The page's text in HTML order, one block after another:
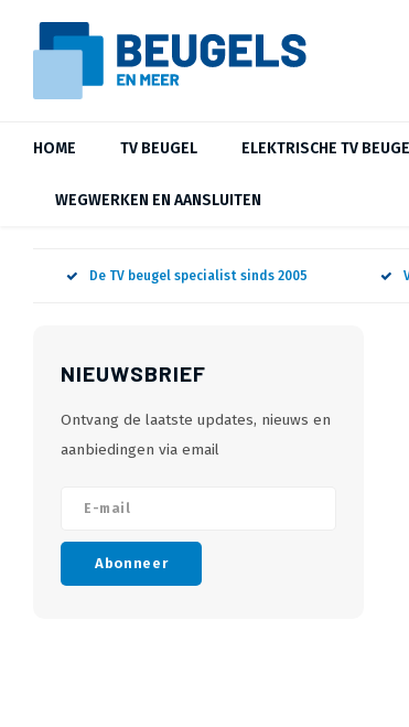
HOME TV BEUGEL ELEKTRISCHE TV
WEGWERKEN EN AANSLUITEN
De TV beugel specialist sinds 2005
NIEUWSBRIEF
Ontvang de laatste updates, nieuws en
aanbiedingen via email
Abonneer